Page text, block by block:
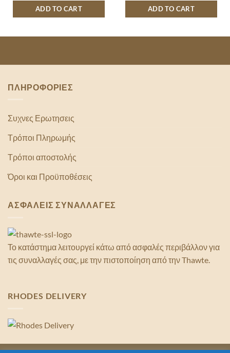
ADD TO CART ADD TO CART
ΠΛΗΡΟΦΟΡΙΕΣ
Συχνες Ερωτησεις
Τρόποι Πληρωμής
Τρόποι αποστολής
Όροι και Προϋποθέσεις
ΑΣΦΑΛΕΙΣ ΣΥΝΑΛΛΑΓΕΣ
Το κατάστημα λειτουργεί κάτω από ασφαλές περιβάλλον για
τις συναλλαγές σας, με την πιστοποίηση από την Thawte.
RHODES DELIVERY